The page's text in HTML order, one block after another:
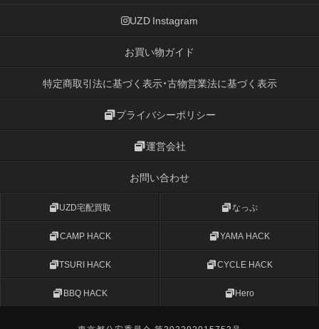
UZD Instagram
お買い物ガイド
特定商取引法に基づく表示・古物営業法に基づく表示
プライバシーポリシー
運営会社
お問い合わせ
UZD宅配買取 なっぷ
CAMP HACK YAMA HACK
TSURI HACK CYCLE HACK
BBQ HACK Hero